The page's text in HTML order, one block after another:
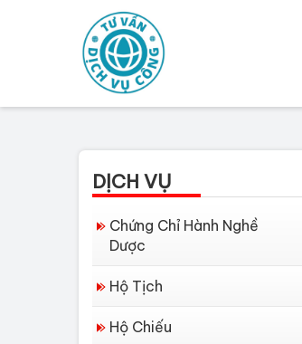
DỊCH VỤ
Chứng Chỉ Hành Nghề
Dược
Hộ Tịch
Hộ Chiếu